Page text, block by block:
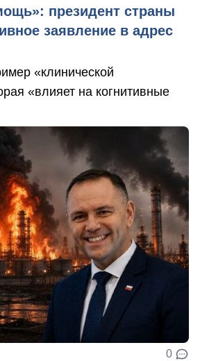
президент страны
заявление в адрес
«клинической
«влияет на когнитивные
0